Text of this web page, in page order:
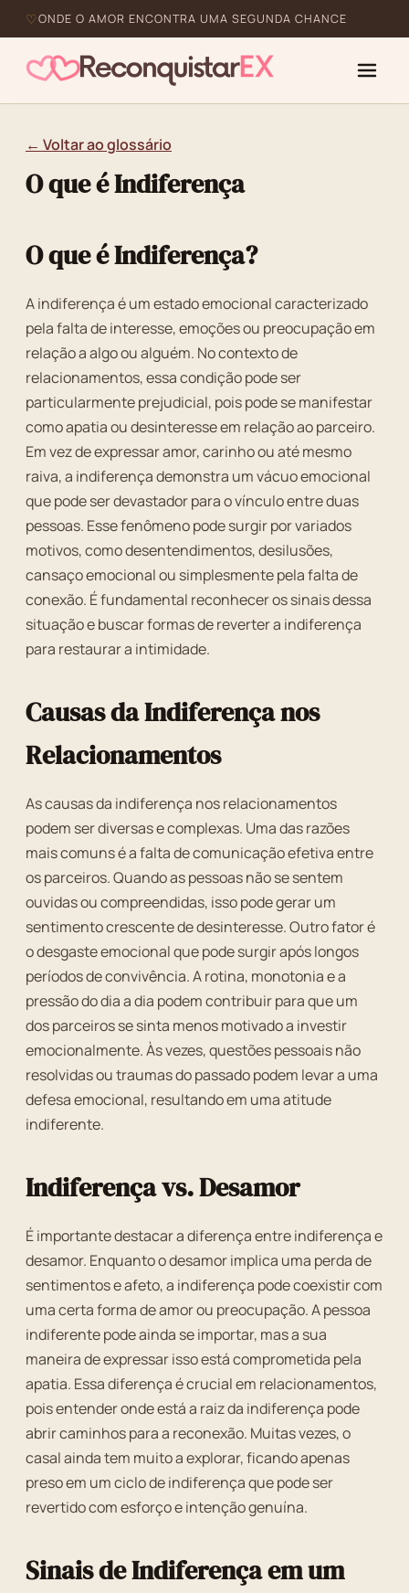
ONDE O AMOR ENCONTRA UMA SEGUNDA CHANCE
← Voltar ao glossário
O que é Indiferença
O que é Indiferença?
A indiferença é um estado emocional caracterizado
pela falta de interesse, emoções ou preocupação em
relação a algo ou alguém. No contexto de
relacionamentos, essa condição pode ser
particularmente prejudicial, pois pode se manifestar
como apatia ou desinteresse em relação ao parceiro.
Em vez de expressar amor, carinho ou até mesmo
raiva, a indiferença demonstra um vácuo emocional
que pode ser devastador para o vínculo entre duas
pessoas. Esse fenômeno pode surgir por variados
motivos, como desentendimentos, desilusões,
cansaço emocional ou simplesmente pela falta de
conexão. É fundamental reconhecer os sinais dessa
situação e buscar formas de reverter a indiferença
para restaurar a intimidade.
Causas da Indiferença nos
Relacionamentos
As causas da indiferença nos relacionamentos
podem ser diversas e complexas. Uma das razões
mais comuns é a falta de comunicação efetiva entre
os parceiros. Quando as pessoas não se sentem
ouvidas ou compreendidas, isso pode gerar um
sentimento crescente de desinteresse. Outro fator é
o desgaste emocional que pode surgir após longos
períodos de convivência. A rotina, monotonia e a
pressão do dia a dia podem contribuir para que um
dos parceiros se sinta menos motivado a investir
emocionalmente. Às vezes, questões pessoais não
resolvidas ou traumas do passado podem levar a uma
defesa emocional, resultando em uma atitude
indiferente.
Indiferença vs. Desamor
É importante destacar a diferença entre indiferença e
desamor. Enquanto o desamor implica uma perda de
sentimentos e afeto, a indiferença pode coexistir com
uma certa forma de amor ou preocupação. A pessoa
indiferente pode ainda se importar, mas a sua
maneira de expressar isso está comprometida pela
apatia. Essa diferença é crucial em relacionamentos,
pois entender onde está a raiz da indiferença pode
abrir caminhos para a reconexão. Muitas vezes, o
casal ainda tem muito a explorar, ficando apenas
preso em um ciclo de indiferença que pode ser
revertido com esforço e intenção genuína.
Sinais de Indiferença em um